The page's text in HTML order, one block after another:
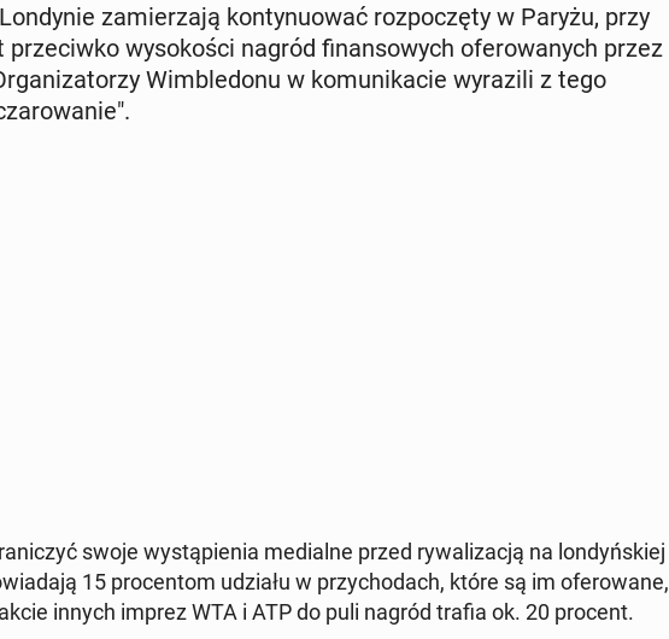
za­mie­rza­ją kon­ty­nu­ować roz­po­czę­ty w Paryżu, przy
prze­ciw­ko wy­so­ko­ści nagród fi­nan­so­wych ofe­ro­wa­nych przez
Wim­ble­do­nu w ko­mu­ni­ka­cie wy­ra­zi­li z tego
swoje wy­stą­pie­nia me­dial­ne przed ry­wa­li­za­cją na lon­dyń­skiej
15 pro­cen­tom udziału w przy­cho­dach, które są im ofe­ro­wa­ne,
innych imprez WTA i ATP do puli nagród trafia ok. 20 procent.